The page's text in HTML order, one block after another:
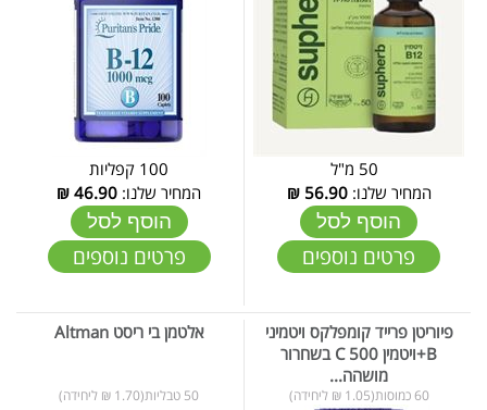
המחיר שלנו:56.90
₪
הוסף לסל
פרטים נוספים
100 קפליות
המחיר שלנו: 46.90
₪
הוסף לסל
פרטים נוספים
פיוריטן פרייד קומפלקס ויטמיני
B+ויטמין C 500 בשחרור
מושהה...
60 כמוסות(1.05 ₪ ליחידה)
אלטמן בי ריסט Altman
50 טבליות(1.70 ₪ ליחידה)